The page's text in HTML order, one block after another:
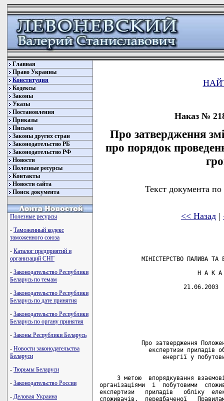
Главная
Право Украины
Конституция
Кодексы
Законы
Указы
Постановления
Приказы
Письма
Законы других стран
Законодательство РБ
Законодательство РФ
Новости
Полезные ресурсы
Контакты
Новости сайта
Поиск документа
Полезные ресурсы
- Таможенный кодекс
таможенного союза
- Каталог предприятий и
организаций СНГ
- Законодательство Республики
Беларусь по темам
- Законодательство Республики
Беларусь по дате принятия
- Законодательство Республики
Беларусь по органу принятия
- Законы Республики Беларусь
- Новости законодательства
Беларуси
- Тюрьмы Беларуси
- Законодательство России
- Деловая Украина
Наказ №
Про затвердження
про порядок
Текст документа
<< Назад |